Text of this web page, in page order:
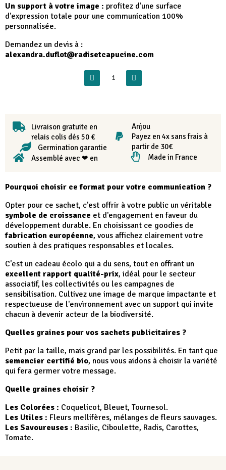
Un support à votre image : profitez d'une surface
d'expression totale pour une communication 100%
personnalisée.
Demandez un devis à :
alexandra.duflot@radisetcapucine.com
Livraison gratuite en
relais colis dés 50 €
Germination garantie
Assemblé avec ❤ en
Anjou
Payez en 4x sans frais à
partir de 30€
Made in France
Pourquoi choisir ce format pour votre communication ?
Opter pour ce sachet, c'est offrir à votre public un véritable
symbole de croissance et d'engagement en faveur du
développement durable. En choisissant ce goodies de
fabrication européenne, vous affichez clairement votre
soutien à des pratiques responsables et locales.
C'est un cadeau écolo qui a du sens, tout en offrant un
excellent rapport qualité-prix, idéal pour le secteur
associatif, les collectivités ou les campagnes de
sensibilisation. Cultivez une image de marque impactante et
respectueuse de l'environnement avec un support qui invite
chacun à devenir acteur de la biodiversité.
Quelles graines pour vos sachets publicitaires ?
Petit par la taille, mais grand par les possibilités. En tant que
semencier certifié bio, nous vous aidons à choisir la variété
qui fera germer votre message.
Quelle graines choisir ?
Les Colorées : Coquelicot, Bleuet, Tournesol.
Les Utiles : Fleurs mellifères, mélanges de fleurs sauvages.
Les Savoureuses : Basilic, Ciboulette, Radis, Carottes,
Tomate.